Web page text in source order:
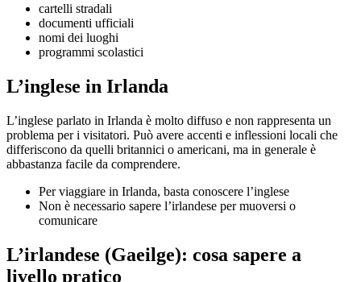
cartelli stradali
documenti ufficiali
nomi dei luoghi
programmi scolastici
L’inglese in Irlanda
L’inglese parlato in Irlanda è molto diffuso e non rappresenta un
problema per i visitatori. Può avere accenti e inflessioni locali che
differiscono da quelli britannici o americani, ma in generale è
abbastanza facile da comprendere.
Per viaggiare in Irlanda, basta conoscere l’inglese
Non è necessario sapere l’irlandese per muoversi o
comunicare
L’irlandese (Gaeilge): cosa sapere a
livello pratico